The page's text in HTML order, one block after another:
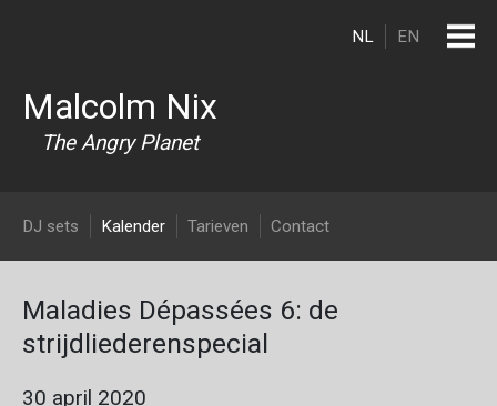
Malcolm Nix
The Angry Planet
NL EN
DJ Malcolm Nix
DJ sets Kalender Tarieven Contact
Maladies Dépassées 6: de
strijdliederenspecial
30 april 2020